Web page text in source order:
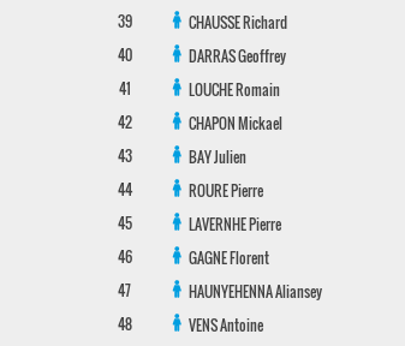
39
CHAUSSERichard
40
DARRASGeoffrey
41
LOUCHERomain
42
CHAPONMickael
43
BAYJulien
44
ROUREPierre
45
LAVERNHEPierre
46
GAGNEFlorent
47
HAUNYEHENNAAliansey
48
VENSAntoine